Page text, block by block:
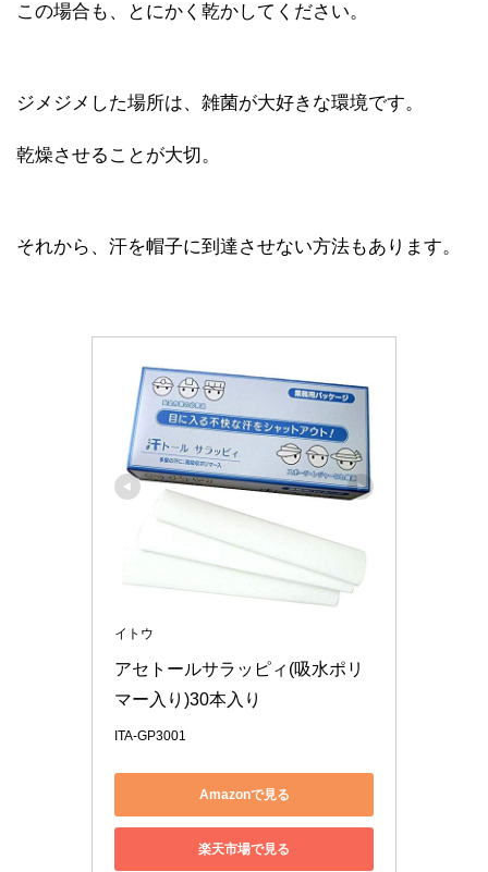
この場合も、とにかく乾かしてください。
ジメジメした場所は、雑菌が大好きな環境です。
乾燥させることが大切。
それから、汗を帽子に到達させない方法もあります。
イトウ
アセトールサラッピィ(吸水ポリ
マー入り)30本入り
ITA-GP3001
Amazonで見る
楽天市場で見る